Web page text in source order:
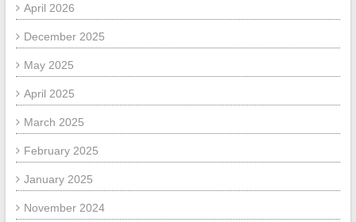
April 2026
December 2025
May 2025
April 2025
March 2025
February 2025
January 2025
November 2024